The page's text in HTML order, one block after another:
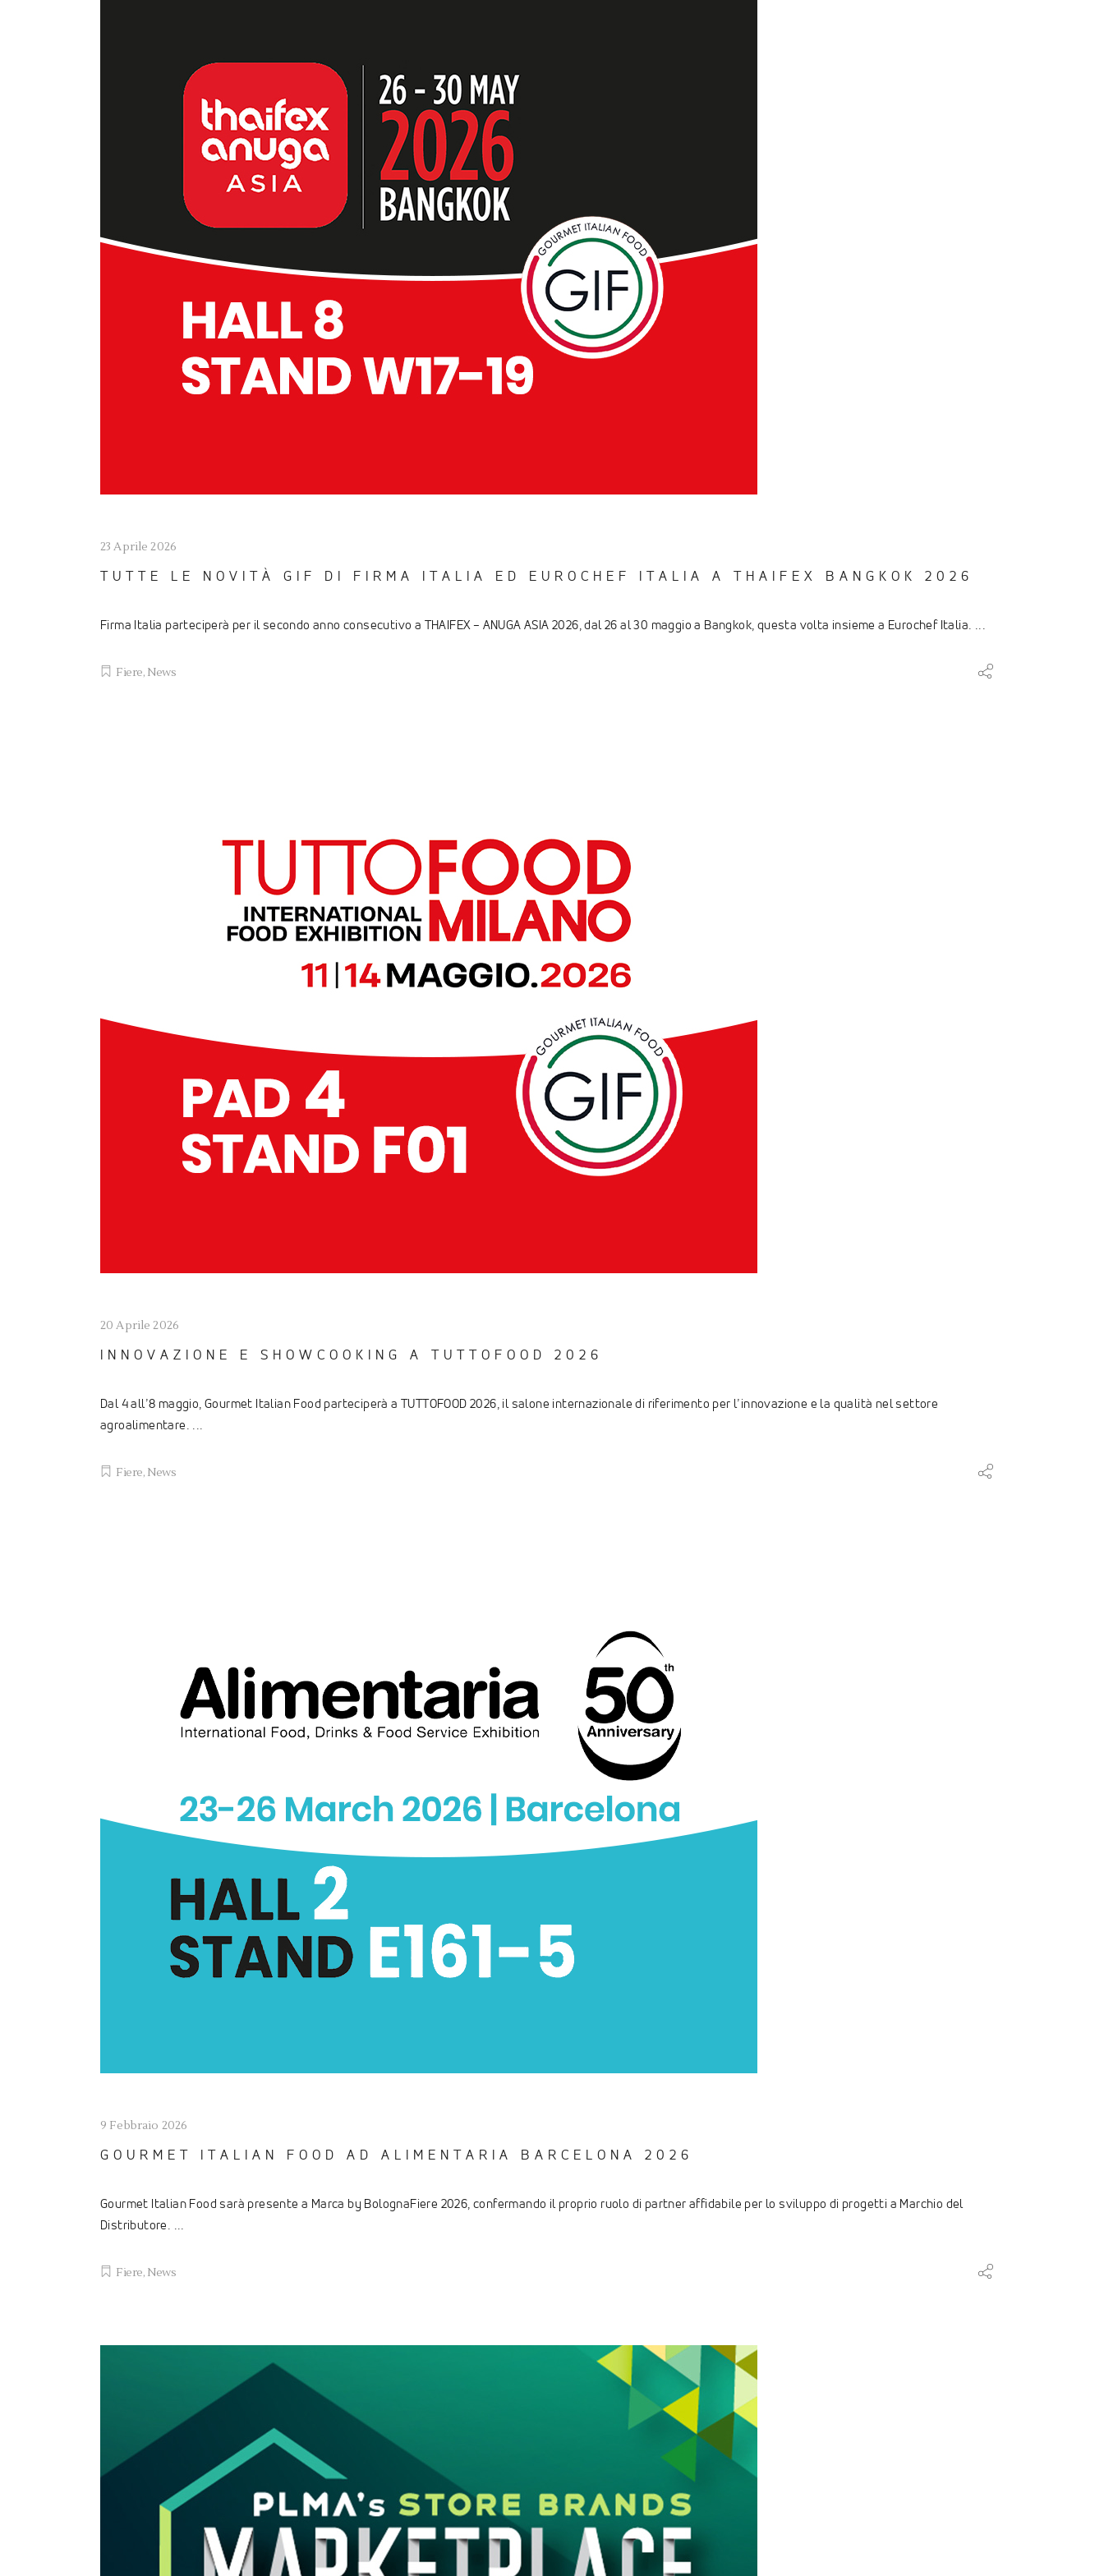
23 Aprile 2026
TUTTE LE NOVITÀ GIF DI FIRMA ITALIA ED EUROCHEF ITALIA A THAIFEX BANGKOK 2026
Firma Italia parteciperà per il secondo anno consecutivo a THAIFEX – ANUGA ASIA 2026, dal 26 al 30 maggio a Bangkok, questa volta insieme a Eurochef Italia.
Fiere, News
20 Aprile 2026
INNOVAZIONE E SHOWCOOKING A TUTTOFOOD 2026
Dal 4 all’8 maggio, Gourmet Italian Food parteciperà a TUTTOFOOD 2026, il salone internazionale di riferimento per l’innovazione e la qualità nel settore
agroalimentare.
Fiere, News
9 Febbraio 2026
GOURMET ITALIAN FOOD AD ALIMENTARIA BARCELONA 2026
Gourmet Italian Food sarà presente a Marca by BolognaFiere 2026, confermando il proprio ruolo di partner affidabile per lo sviluppo di progetti a Marchio del
Distributore.
Fiere, News